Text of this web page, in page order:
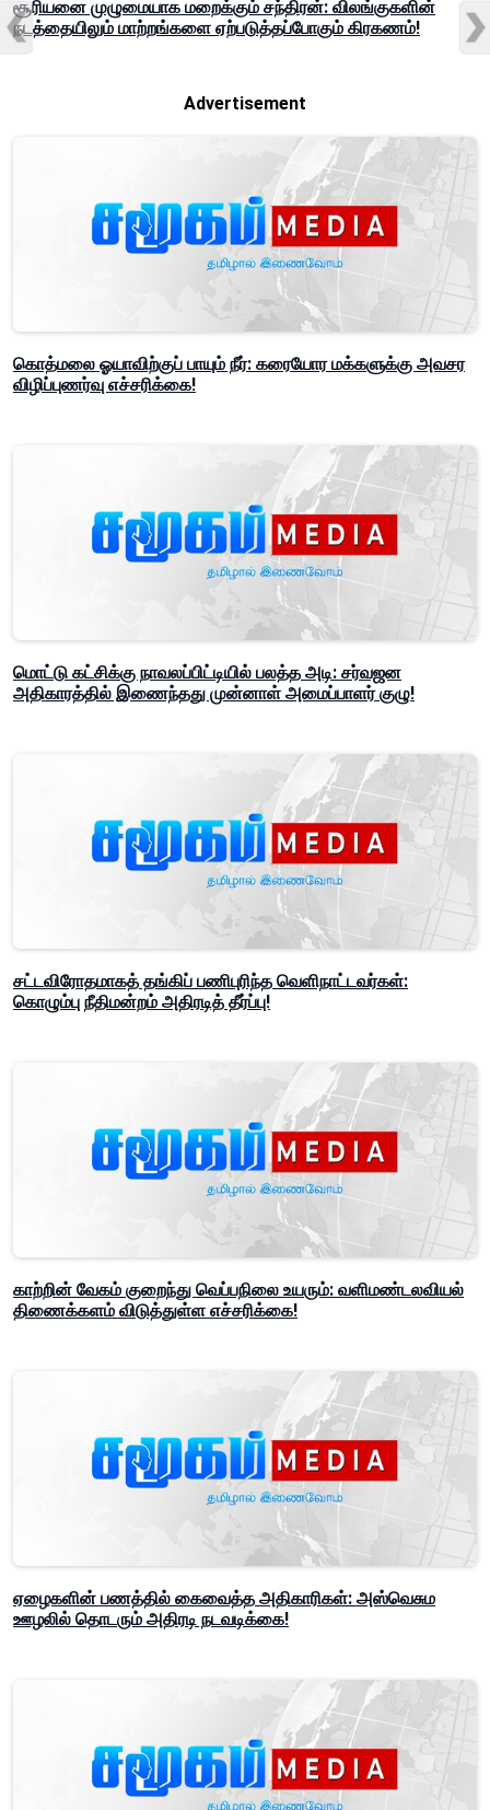
சூரியனை முழுமையாக மறைக்கும் சந்திரன்: விலங்குகளின்
நடத்தையிலும் மாற்றங்களை ஏற்படுத்தப்போகும் கிரகணம்!
Advertisement
கொத்மலை ஓயாவிற்குப் பாயும் நீர்: கரையோர மக்களுக்கு அவசர
விழிப்புணர்வு எச்சரிக்கை!
மொட்டு கட்சிக்கு நாவலப்பிட்டியில் பலத்த அடி: சர்வஜன
அதிகாரத்தில் இணைந்தது முன்னாள் அமைப்பாளர் குழு!
சட்டவிரோதமாகத் தங்கிப் பணிபுரிந்த வெளிநாட்டவர்கள்:
கொழும்பு நீதிமன்றம் அதிரடித் தீர்ப்பு!
காற்றின் வேகம் குறைந்து வெப்பநிலை உயரும்: வளிமண்டலவியல்
திணைக்களம் விடுத்துள்ள எச்சரிக்கை!
ஏழைகளின் பணத்தில் கைவைத்த அதிகாரிகள்: அஸ்வெசும
ஊழலில் தொடரும் அதிரடி நடவடிக்கை!